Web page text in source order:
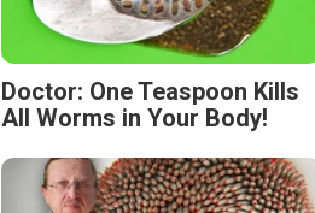
Doctor: One Teaspoon Kills
All Worms in Your Body!